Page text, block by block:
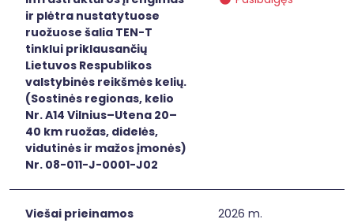
ir plėtra nustatytuose
ruožuose šalia TEN-T
tinklui priklausančių
Lietuvos Respublikos
valstybinės reikšmės kelių.
(Sostinės regionas, kelio
Nr. A14 Vilnius–Utena 20–
40 km ruožas, didelės,
vidutinės ir mažos įmonės)
Nr. 08-011-J-0001-J02
Viešai prieinamos
2026 m.